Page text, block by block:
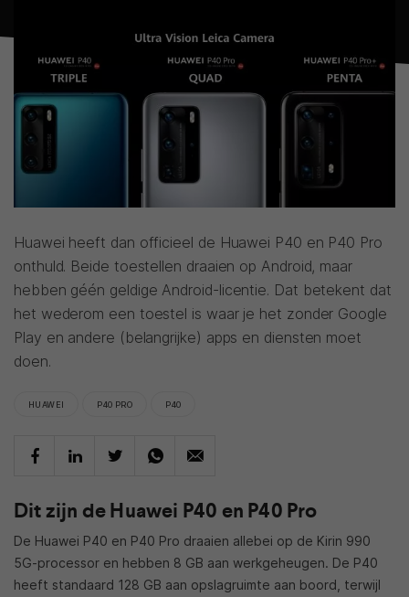
Huawei heeft dan officieel de Huawei P40 en P40 Pro
onthuld. Beide toestellen draaien op Android, maar
hebben géén geldige Android-licentie. Dat betekent dat
het wederom een toestel is waar je het zonder Google
Play en andere (belangrijke) apps en diensten moet
doen.
HUAWEI P40 PRO P40
Dit zijn de Huawei P40 en P40 Pro
De Huawei P40 en P40 Pro draaien allebei op de Kirin 990
5G-processor en hebben 8 GB aan werkgeheugen. De P40
heeft standaard 128 GB aan opslagruimte aan boord, terwijl